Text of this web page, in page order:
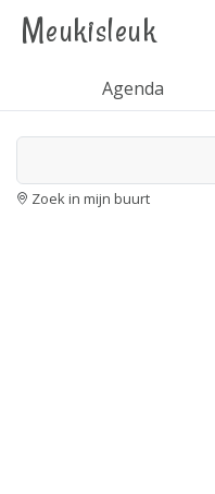
Meukisleuk
Agenda
Zoek in mijn buurt